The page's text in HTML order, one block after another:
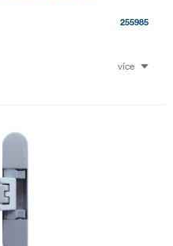
255985
více